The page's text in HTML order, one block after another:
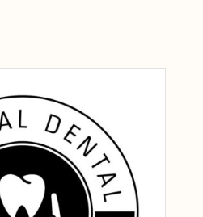
BUTIKER
RESTAURANGER
OCH CAFÉER
VÅRD OCH HÄLSA